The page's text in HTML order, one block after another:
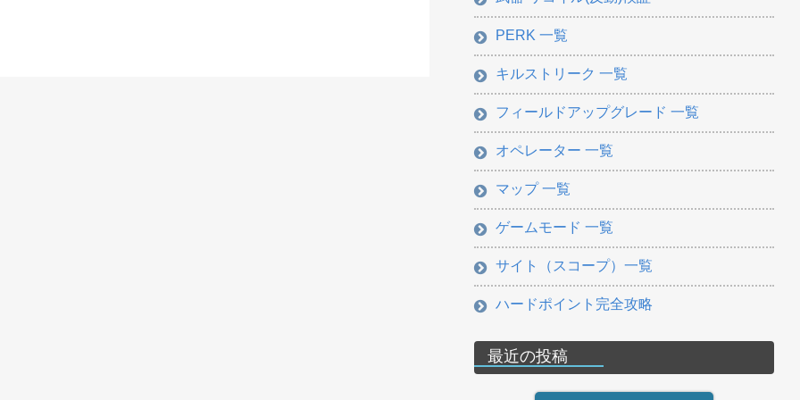
PERK 一覧
キルストリーク 一覧
フィールドアップグレード 一覧
オペレーター 一覧
マップ 一覧
ゲームモード 一覧
サイト（スコープ）一覧
ハードポイント完全攻略
最近の投稿